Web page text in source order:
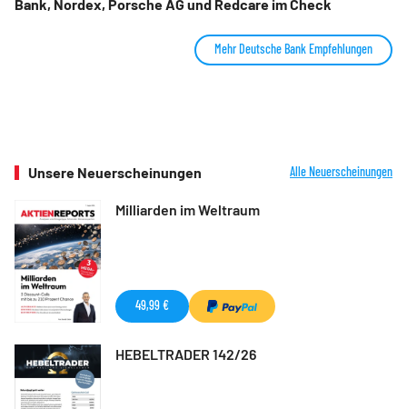
Bank, Nordex, Porsche AG und Redcare im Check
Mehr Deutsche Bank Empfehlungen
Unsere Neuerscheinungen Alle Neuerscheinungen
Milliarden im Weltraum
49,99 €
HEBELTRADER 142/26